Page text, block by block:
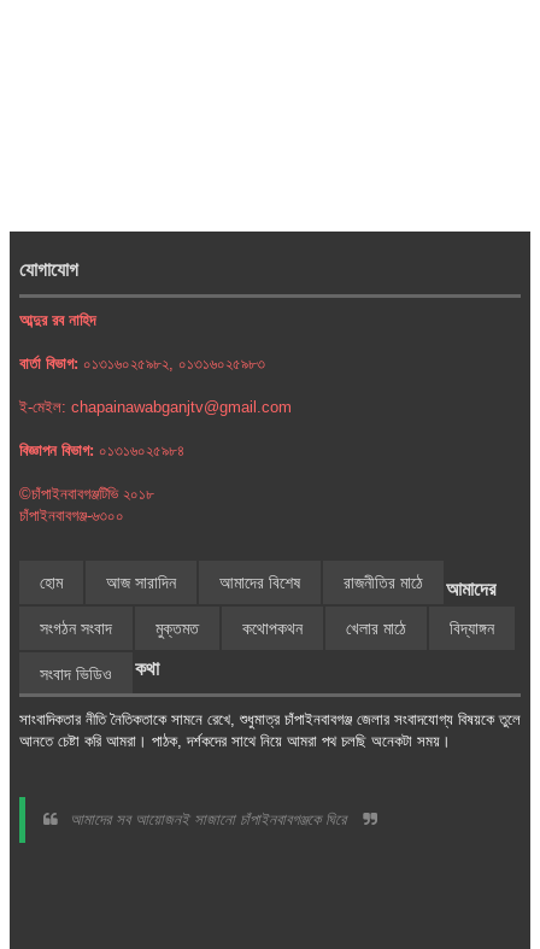
যোগাযোগ
আব্দুর রব নাহিদ
বার্তা বিভাগ: ০১৩১৬০২৫৯৮২, ০১৩১৬০২৫৯৮৩
ই-মেইল: chapainawabganjtv@gmail.com
বিজ্ঞাপন বিভাগ: ০১৩১৬০২৫৯৮৪
©চাঁপাইনবাবগঞ্জটিভি ২০১৮
চাঁপাইনবাবগঞ্জ-৬৩০০
হোম আজ সারাদিন আমাদের বিশেষ রাজনীতির মাঠে
সংগঠন সংবাদ মুক্তমত কথোপকথন খেলার মাঠে বিদ্যাঙ্গন
সংবাদ ভিডিও
আমাদের
কথা
সাংবাদিকতার নীতি নৈতিকতাকে সামনে রেখে, শুধুমাত্র চাঁপাইনবাবগঞ্জ জেলার সংবাদযোগ্য বিষয়কে তুলে
আনতে চেষ্টা করি আমরা। পাঠক, দর্শকদের সাথে নিয়ে আমরা পথ চলছি অনেকটা সময়।
আমাদের সব আয়োজনই সাজানো চাঁপাইনবাবগঞ্জকে ঘিরে